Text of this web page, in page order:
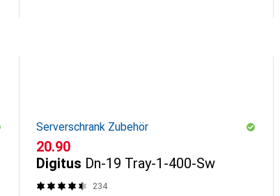
Serverschrank Zubehör
CHF
20.90
Digitus Dn-19 Tray-1-400-Sw
234